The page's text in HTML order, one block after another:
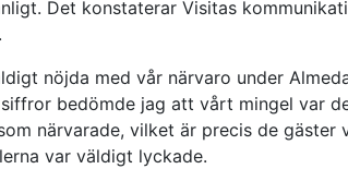
Det konstaterar Visitas
nöjda med vår närvaro under
bedömde jag att vårt mingel var
närvarade, vilket är precis de
var väldigt lyckade.